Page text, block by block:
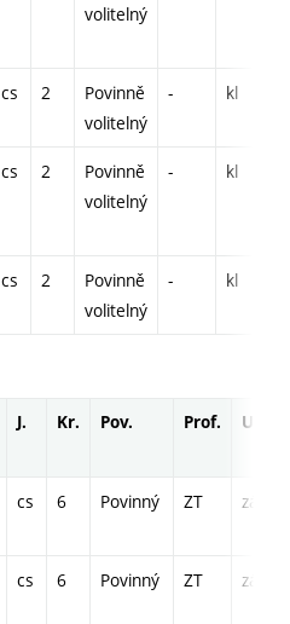
volitelný
cs 2
Povinně
volitelný
- kl
cs 2
Povinně
volitelný
- kl
cs 2
Povinně
volitelný
- kl
J. Kr. Pov. Prof. Uk.
cs 6 Povinný ZT zá,zk
cs 6 Povinný ZT zá,zk